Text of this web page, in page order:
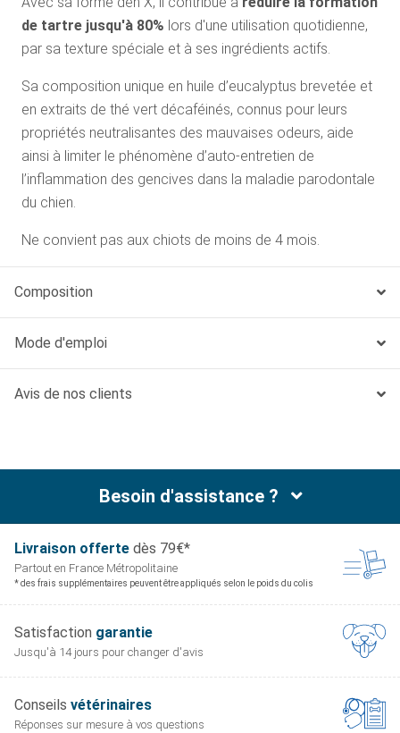
de tartre jusqu'à 80% lors d'une utilisation quotidienne,
par sa texture spéciale et à ses ingrédients actifs.
Sa composition unique en huile d’eucalyptus brevetée et
en extraits de thé vert décaféinés, connus pour leurs
propriétés neutralisantes des mauvaises odeurs, aide
ainsi à limiter le phénomène d’auto-entretien de
l’inflammation des gencives dans la maladie parodontale
du chien.
Ne convient pas aux chiots de moins de 4 mois.
Composition
Mode d'emploi
Avis de nos clients
Besoin d'assistance ?
Livraison offerte dès 79€*
Partout en France Métropolitaine
* des frais supplémentaires peuvent être appliqués selon le poids du colis
Satisfaction garantie
Jusqu'à 14 jours pour changer d'avis
Conseils vétérinaires
Réponses sur mesure à vos questions